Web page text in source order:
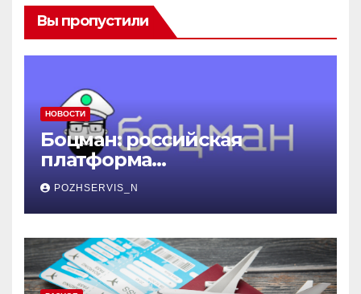
Вы пропустили
НОВОСТИ
Боцман: российская
платформа
контейнеризации,
меняющая правила игры
POZHSERVIS_N